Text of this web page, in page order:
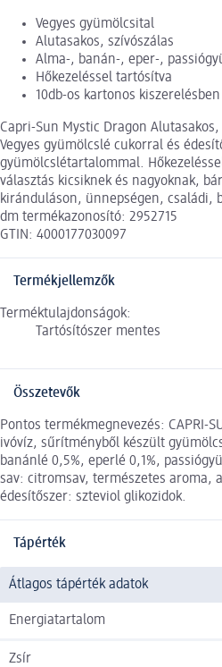
Vegyes gyümölcsital
Alutasakos, szívószálas
Alma-, banán-, eper-,
Hőkezeléssel tartósítva
10db-os kartonos kiszerelésben
Capri-Sun Mystic Dragon
Vegyes gyümölcslé cukorral és
gyümölcslétartalommal.
választás kicsiknek és nagyoknak,
kiránduláson, ünnepségen, családi,
dm termékazonosító: 2952715
GTIN: 4000177030097
Termékjellemzők
Terméktulajdonságok:
Tartósítószer mentes
Összetevők
Pontos termékmegnevezés: CAPRI-
ivóvíz, sűrítményből készült
banánlé 0,5%, eperlé 0,1%,
sav: citromsav, természetes aroma,
édesítőszer: szteviol glikozidok.
Tápérték
Átlagos tápérték adatok
Energiatartalom
Zsír